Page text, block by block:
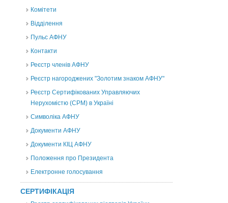
Комітети
Відділення
Пульс АФНУ
Контакти
Реєстр членів АФНУ
Реєстр нагороджених "Золотим знаком АФНУ"
Реєстр Сертифікованих Управляючих
Нерухомістю (CPM) в Україні
Символіка АФНУ
Документи АФНУ
Документи КІЦ АФНУ
Положення про Президента
Електронне голосування
СЕРТИФІКАЦІЯ